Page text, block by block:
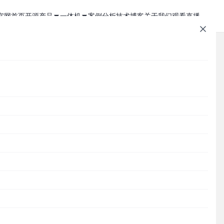
网首页开源产品
一体机
案例分析技术博客关于我们观看直播